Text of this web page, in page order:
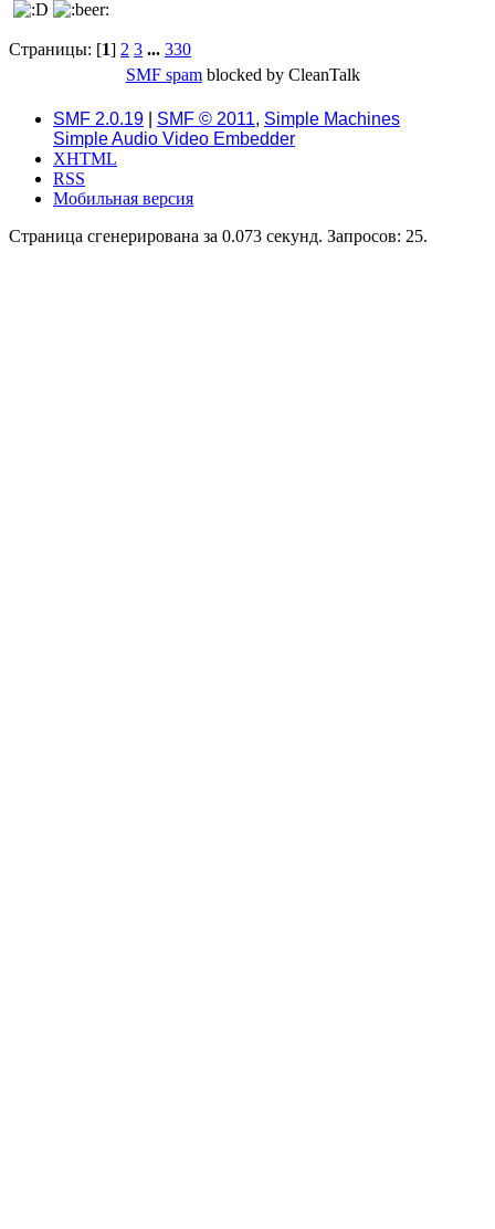
Страницы: [1] 2 3 ... 330
SMF spamblocked by CleanTalk
SMF 2.0.19 SMF © 2011, Simple Machines
Simple Audio Video Embedder
XHTML
RSS
Мобильная версия
Страница сгенерирована за 0.073 секунд. Запросов: 25.